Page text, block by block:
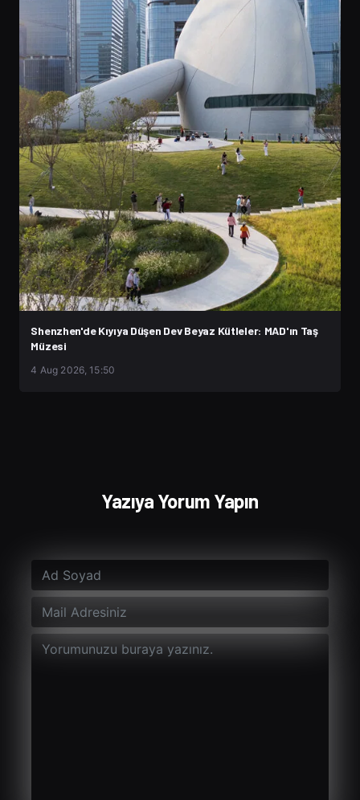
Shenzhen'de Kıyıya Düşen Dev Beyaz Kütleler: MAD'ın Taş
Müzesi
4 Aug 2026, 15:50
Yazıya Yorum Yapın